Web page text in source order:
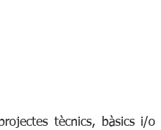
tècnics, bàsics i/